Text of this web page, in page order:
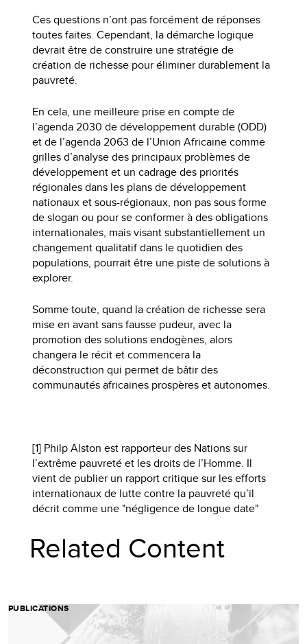
Ces questions n’ont pas forcément de réponses
toutes faites. Cependant, la démarche logique
devrait être de construire une stratégie de
création de richesse pour éliminer durablement la
pauvreté.
En cela, une meilleure prise en compte de
l’agenda 2030 de développement durable (ODD)
et de l’agenda 2063 de l’Union Africaine comme
grilles d’analyse des principaux problèmes de
développement et un cadrage des priorités
régionales dans les plans de développement
nationaux et sous-régionaux, non pas sous forme
de slogan ou pour se conformer à des obligations
internationales, mais visant substantiellement un
changement qualitatif dans le quotidien des
populations, pourrait être une piste de solutions à
explorer.
Somme toute, quand la création de richesse sera
mise en avant sans fausse pudeur, avec la
promotion des solutions endogènes, alors
changera le récit et commencera la
déconstruction qui permet de bâtir des
communautés africaines prospères et autonomes.
[1] Philp Alston est rapporteur des Nations sur
l’extrême pauvreté et les droits de l’Homme. Il
vient de publier un rapport critique sur les efforts
internationaux de lutte contre la pauvreté qu’il
décrit comme une "négligence de longue date"
Related Content
PUBLICATIONS